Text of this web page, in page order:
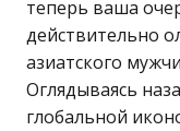
теперь ваша
действительно
азиатского
Оглядываясь
глобальной